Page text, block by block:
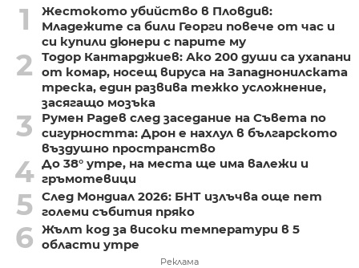
1
Жестокото убийство в Пловдив:
Младежите са били Георги повече от час и
си купили дюнери с парите му
2
Тодор Кантарджиев: Ако 200 души са ухапани
от комар, носещ вируса на Западнонилската
треска, един развива тежко усложнение,
засягащо мозъка
3
Румен Радев след заседание на Съвета по
сигурността: Дрон е нахлул в българското
въздушно пространство
4 До 38° утре, на места ще има валежи и
гръмотевици
5 След Мондиал 2026: БНТ излъчва още пет
големи събития пряко
6 Жълт код за високи температури в 5
области утре
Реклама